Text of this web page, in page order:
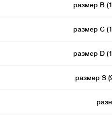
размер В
размер С
размер D
размер S